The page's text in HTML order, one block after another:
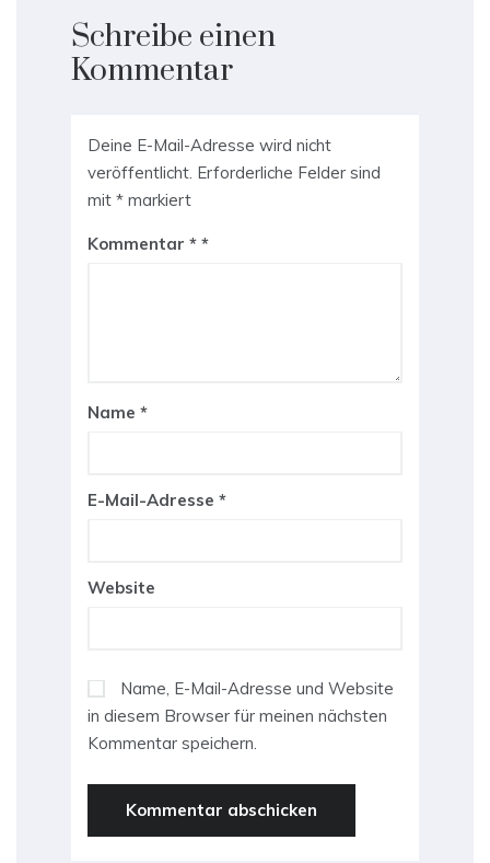
Schreibe einen
Kommentar
Deine E-Mail-Adresse wird nicht
veröffentlicht. Erforderliche Felder sind
mit * markiert
Kommentar *
Name *
E-Mail-Adresse *
Website
Name, E-Mail-Adresse und Website
in diesem Browser für meinen nächsten
Kommentar speichern.